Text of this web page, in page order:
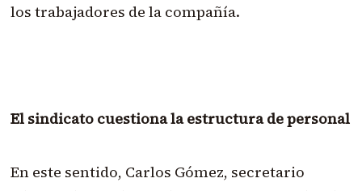
los trabajadores de la compañía.
El sindicato cuestiona la estructura de personal
En este sentido, Carlos Gómez, secretario